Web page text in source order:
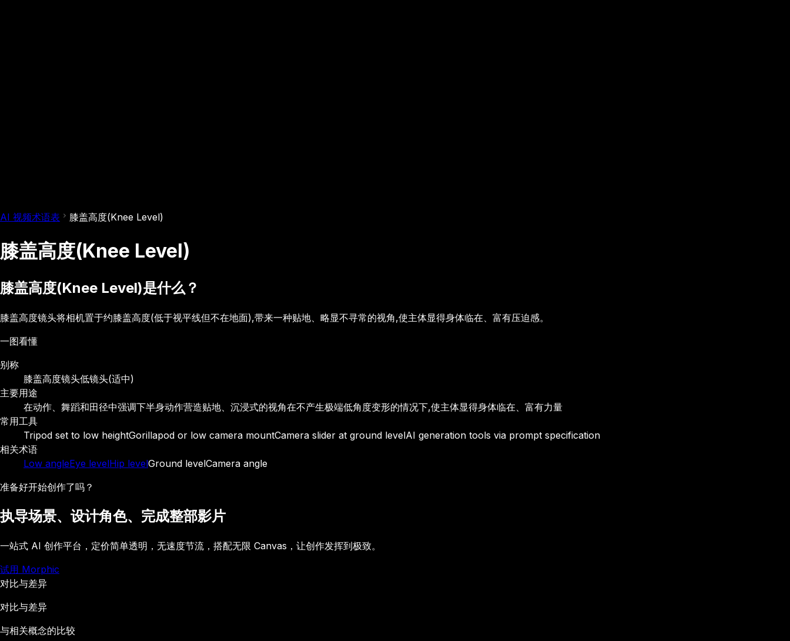
AI 视频术语表 膝盖高度(Knee Level)
膝盖高度(Knee Level)
膝盖高度(Knee Level)是什么？
膝盖高度镜头将相机置于约膝盖高度(低于视平线但不在地面),带来一种贴地、略显不寻常的视角,使主体显得身体临在、富有压迫感。
一图看懂
别称
膝盖高度镜头低镜头(适中)
主要用途
在动作、舞蹈和田径中强调下半身动作营造贴地、沉浸式的视角在不产生极端低角度变形的情况下,使主体显得身体临在、富有力量
常用工具
Tripod set to low heightGorillapod or low camera mountCamera slider at ground levelAI generation tools via prompt specification
相关术语
Low angleEye levelHip levelGround levelCamera angle
准备好开始创作了吗？
执导场景、设计角色、完成整部影片
一站式 AI 创作平台，定价简单透明，无速度节流，搭配无限 Canvas，让创作发挥到极致。
试用 Morphic
对比与差异
对比与差异
与相关概念的比较